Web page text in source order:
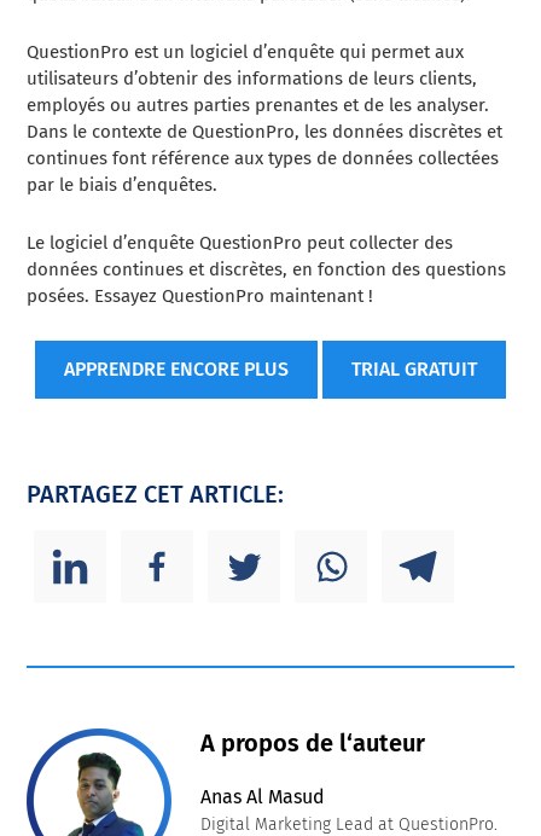
QuestionPro est un logiciel d’enquête qui permet aux
utilisateurs d’obtenir des informations de leurs clients,
employés ou autres parties prenantes et de les analyser.
Dans le contexte de QuestionPro, les données discrètes et
continues font référence aux types de données collectées
par le biais d’enquêtes.
Le logiciel d’enquête QuestionPro peut collecter des
données continues et discrètes, en fonction des questions
posées. Essayez QuestionPro maintenant !
APPRENDRE ENCORE PLUS TRIAL GRATUIT
PARTAGEZ CET ARTICLE:
A propos de l‘auteur
Anas Al Masud
Digital Marketing Lead at QuestionPro.